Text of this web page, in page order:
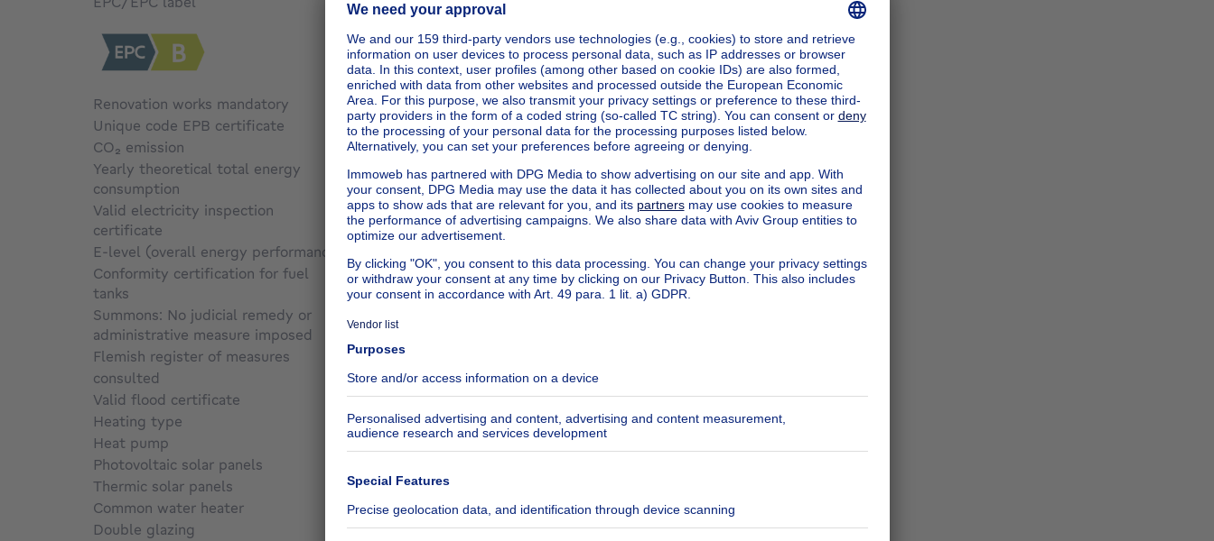
Renovation works mandatory
Not specified
Unique code EPB certificate
202109290002470620RES2
CO₂ emission
Not specified
Yearly theoretical total energy
consumption
Not specified
Valid electricity inspection
certificate
Yes
E-level (overall energy performance)
Conformity certification for fuel
tanks
Not specified
Summons: No judicial remedy or
administrative measure imposed
Not specified
Flemish register of measures
consulted
Not specified
Valid flood certificate
Not specified
Heating type
Gas
Heat pump
No
Photovoltaic solar panels
Thermic solar panels
No
Common water heater
No
Double glazing
Yes